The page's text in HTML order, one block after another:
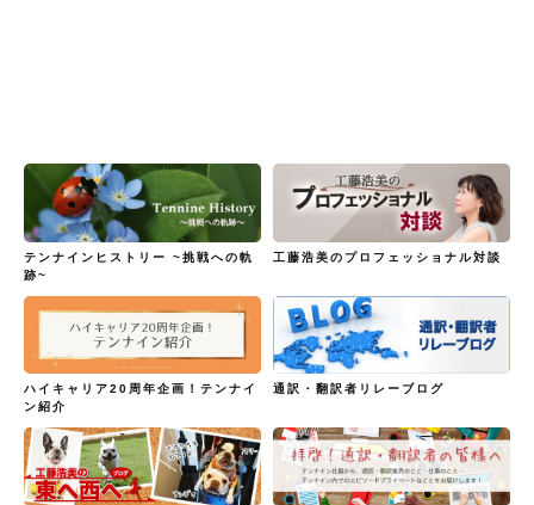
テンナインヒストリー ~挑戦への軌
跡~
工藤浩美のプロフェッショナル対談
ハイキャリア20周年企画！テンナイ
ン紹介
通訳・翻訳者リレーブログ